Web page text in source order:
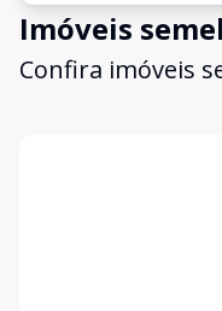
Imóveis
Confira imóveis